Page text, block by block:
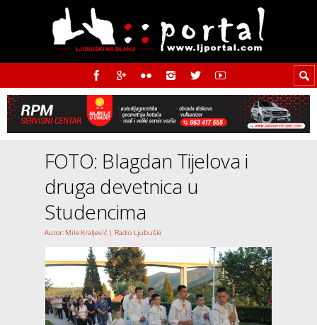
FOTO: Blagdan Tijelova i
druga devetnica u
Studencima
Autor: Mile Kraljević | Radio Ljubuški